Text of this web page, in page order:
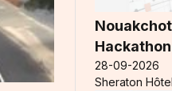
28-09-2026
Sheraton